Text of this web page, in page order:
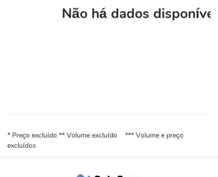
Não há dados
* Preço excluído ** Volume excluído
*** Volume e preço
excluídos